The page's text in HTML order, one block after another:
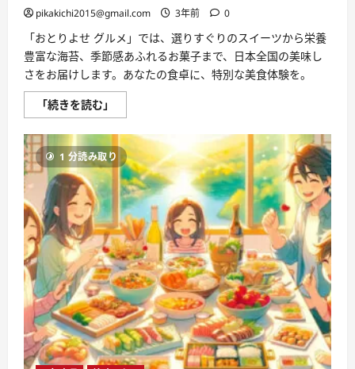
pikakichi2015@gmail.com 3年前 0
「おとりよせ グルメ」では、選りすぐりのスイーツから栄養
豊富な海苔、季節感あふれるお菓子まで、日本全国の美味し
さをお届けします。あなたの食卓に、特別な美食体験を。
「続きを読む」
と
よ
せ
グ
ル
メ：
美
食
家
の
た
め
の
究
極
の
ガ
イ
ド
⇒
美
食
1 分読み取り